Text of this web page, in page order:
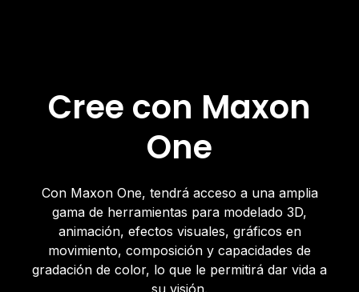
Cree con Maxon
One
Con Maxon One, tendrá acceso a una amplia
gama de herramientas para modelado 3D,
animación, efectos visuales, gráficos en
movimiento, composición y capacidades de
gradación de color, lo que le permitirá dar vida a